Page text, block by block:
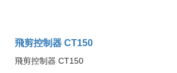
飛剪控制器 CT150
飛剪控制器 CT150